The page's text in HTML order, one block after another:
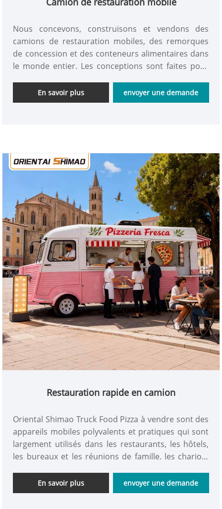
Nous concevons, construisons et vendons des
camions de restauration mobiles, des remorques
de concession et des conteneurs alimentaires dans
le monde entier. Les conceptions sont faites pour
pour les food trucks comprennent la conception et
la fabrication, la maintenance, le reconditionnement
alimentaires établies cherchant à se développer
avec des solutions mobiles, nous adaptons nos
constructions aux besoins et au budget uniques de
chaque client, fournissant à la nation des camions
et remorques de haute qualité, fabriqués sur
mesure en Chine.
En savoir plus envoyer une demande
Restauration rapide en camion
Oriental Shimao Truck Food Pizza à vendre sont des
appareils mobiles polyvalents et pratiques qui sont
largement utilisés dans les restaurants, les hôtels,
les bureaux et les réunions de famille. les chariots
améliorer la commodité du travail et de la vie.
obtenez-le maintenant!
En savoir plus envoyer une demande